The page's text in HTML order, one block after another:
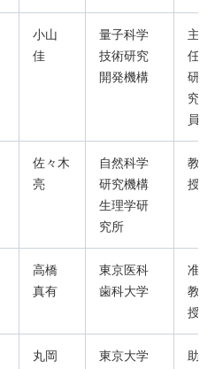
小山
佳
量子科学
技術研究
開発機構
主
任
研
究
員
佐々木
亮
自然科学
研究機構
生理学研
究所
教
授
高橋
真有
東京医科
歯科大学
准
教
授
丸岡
東京大学
助